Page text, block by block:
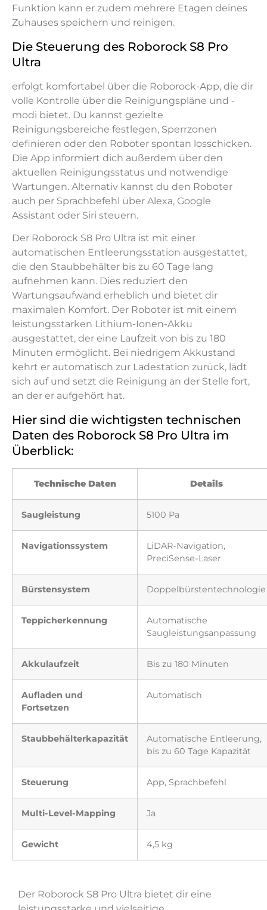
Funktion kann er zudem mehrere Etagen deines
Zuhauses speichern und reinigen.
Die Steuerung des Roborock S8 Pro
Ultra
erfolgt komfortabel über die Roborock-App, die dir
volle Kontrolle über die Reinigungspläne und -
modi bietet. Du kannst gezielte
Reinigungsbereiche festlegen, Sperrzonen
definieren oder den Roboter spontan losschicken.
Die App informiert dich außerdem über den
aktuellen Reinigungsstatus und notwendige
Wartungen. Alternativ kannst du den Roboter
auch per Sprachbefehl über Alexa, Google
Assistant oder Siri steuern.
Der Roborock S8 Pro Ultra ist mit einer
automatischen Entleerungsstation ausgestattet,
die den Staubbehälter bis zu 60 Tage lang
aufnehmen kann. Dies reduziert den
Wartungsaufwand erheblich und bietet dir
maximalen Komfort. Der Roboter ist mit einem
leistungsstarken Lithium-Ionen-Akku
ausgestattet, der eine Laufzeit von bis zu 180
Minuten ermöglicht. Bei niedrigem Akkustand
kehrt er automatisch zur Ladestation zurück, lädt
sich auf und setzt die Reinigung an der Stelle fort,
an der er aufgehört hat.
Hier sind die wichtigsten technischen
Daten des Roborock S8 Pro Ultra im
Überblick:
Technische Daten Details
Saugleistung 5100 Pa
Navigationssystem
LiDAR-Navigation,
PreciSense-Laser
Bürstensystem Doppelbürstentechnologie
Teppicherkennung
Automatische
Saugleistungsanpassung
Akkulaufzeit Bis zu 180 Minuten
Aufladen und
Fortsetzen
Automatisch
Staubbehälterkapazität
Automatische Entleerung,
bis zu 60 Tage Kapazität
Steuerung App, Sprachbefehl
Multi-Level-Mapping Ja
Gewicht 4,5 kg
Der Roborock S8 Pro Ultra bietet dir eine